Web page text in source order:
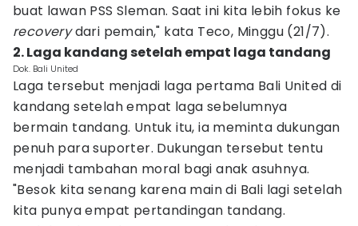
buat lawan PSS Sleman. Saat ini kita lebih fokus ke
recoverydari pemain," kata Teco, Minggu (21/7).
2. Laga kandang setelah empat laga tandang
Dok. Bali United
Laga tersebut menjadi laga pertama Bali United di
kandang setelah empat laga sebelumnya
bermain tandang. Untuk itu, ia meminta dukungan
penuh para suporter. Dukungan tersebut tentu
menjadi tambahan moral bagi anak asuhnya.
"Besok kita senang karena main di Bali lagi setelah
kita punya empat pertandingan tandang.